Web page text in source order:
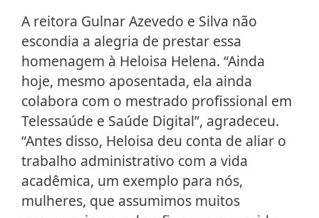
A reitora Gulnar Azevedo e Silva não
escondia a alegria de prestar essa
homenagem à Heloisa Helena. “Ainda
hoje, mesmo aposentada, ela ainda
colabora com o mestrado profissional em
Telessaúde e Saúde Digital”, agradeceu.
“Antes disso, Heloisa deu conta de aliar o
trabalho administrativo com a vida
acadêmica, um exemplo para nós,
mulheres, que assumimos muitos